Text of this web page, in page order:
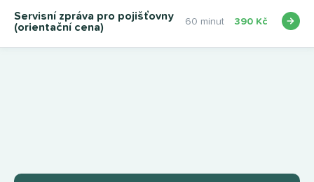
Servisní zpráva pro pojišťovny
(orientační cena)
60 minut 390 Kč